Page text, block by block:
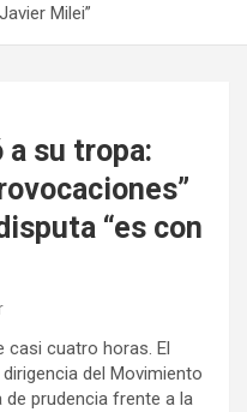
Milei”
su tropa:
“es con
casi cuatro horas. El
del Movimiento
de prudencia frente a la